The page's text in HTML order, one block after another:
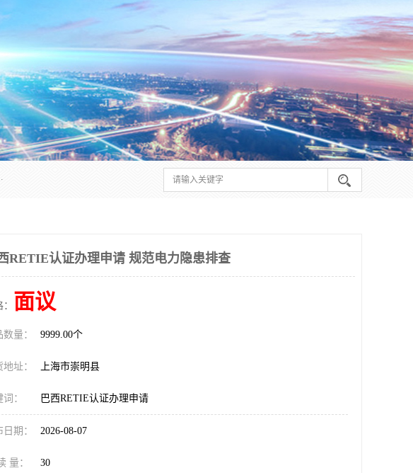
认证，ATEX认证，德国蓝色天使认证。
RETIE认证办理申请 规范电力隐患排查
面议
量： 9999.00个
址： 上海市崇明县
： 巴西RETIE认证办理申请
期： 2026-08-07
量： 30